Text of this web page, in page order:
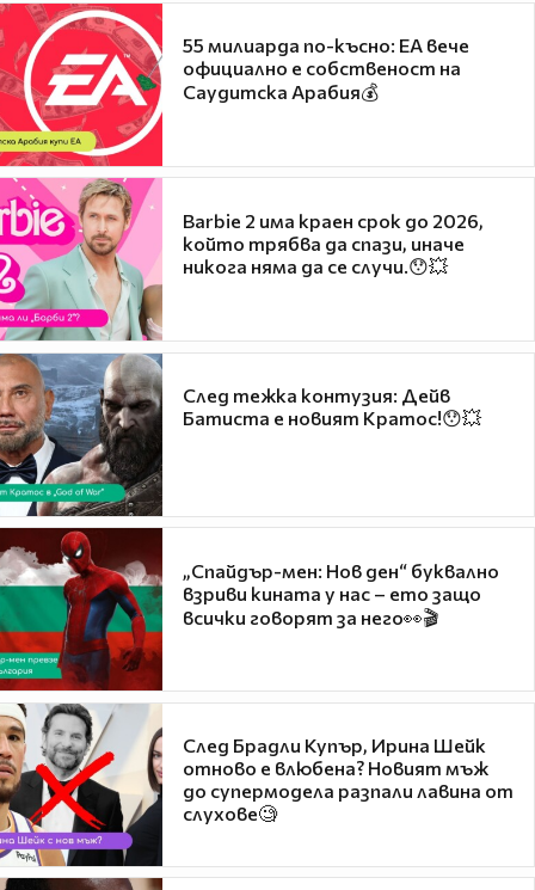
55 милиарда по-късно: EA вече
официално е собственост на
Саудитска Арабия💰
Barbie 2 има краен срок до 2026,
който трябва да спази, иначе
никога няма да се случи.😯💥
След тежка контузия: Дейв
Батиста е новият Кратос!😯💥
„Спайдър-мен: Нов ден“ буквално
взриви кината у нас – ето защо
всички говорят за него👀🎬
След Брадли Купър, Ирина Шейк
отново е влюбена? Новият мъж
до супермодела разпали лавина от
слухове🧐